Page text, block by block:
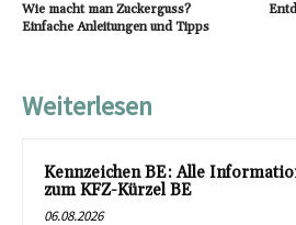
Wie macht man Zuckerguss?
Einfache Anleitungen und Tipps
Weiterlesen
Kennzeichen BE: Alle
zum KFZ-Kürzel BE
06.08.2026